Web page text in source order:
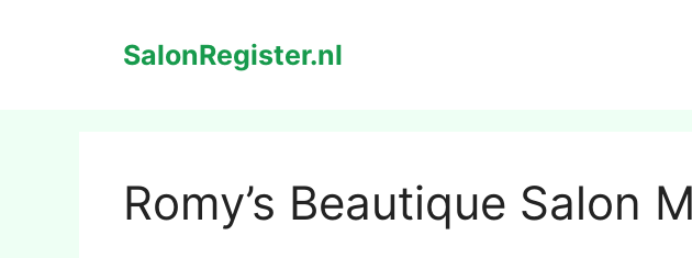
SalonRegister.nl
Romy’s Beautique Salon